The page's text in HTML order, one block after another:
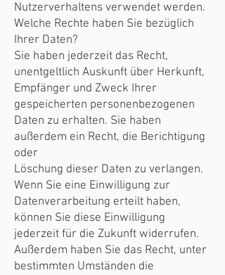
Nutzerverhaltens verwendet werden.
Welche Rechte haben Sie bezüglich
Ihrer Daten?
Sie haben jederzeit das Recht,
unentgeltlich Auskunft über Herkunft,
Empfänger und Zweck Ihrer
gespeicherten personenbezogenen
Daten zu erhalten. Sie haben
außerdem ein Recht, die Berichtigung
oder
Löschung dieser Daten zu verlangen.
Wenn Sie eine Einwilligung zur
Datenverarbeitung erteilt haben,
können Sie diese Einwilligung
jederzeit für die Zukunft widerrufen.
Außerdem haben Sie das Recht, unter
bestimmten Umständen die